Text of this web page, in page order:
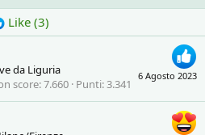
Like (3)
6 Agosto 2023
da Liguria
score 7.660 Punti 3.341